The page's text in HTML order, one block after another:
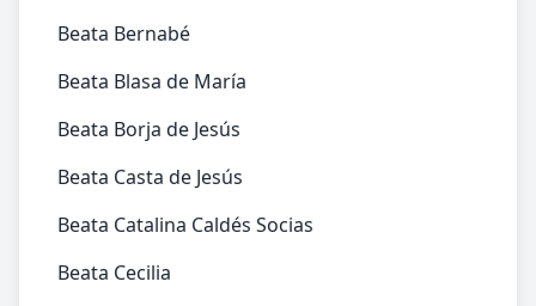
Beata Bernabé
Beata Blasa de María
Beata Borja de Jesús
Beata Casta de Jesús
Beata Catalina Caldés Socias
Beata Cecilia